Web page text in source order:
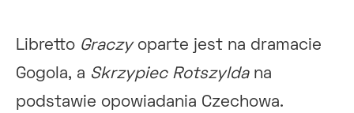
Libretto Graczyoparte jest na dramacie
Gogola, a Skrzypiec Rotszyldana
podstawie opowiadania Czechowa.